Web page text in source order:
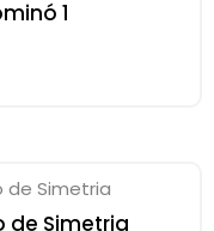
1
de Simetria